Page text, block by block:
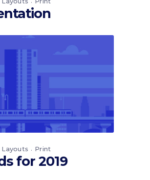
Layouts Print
for 2019